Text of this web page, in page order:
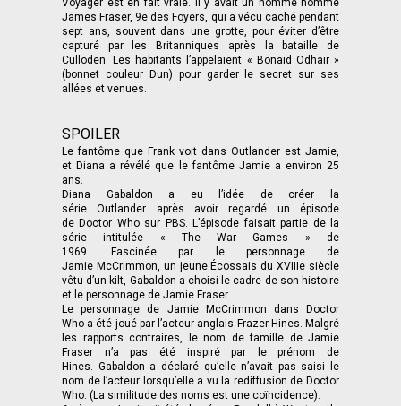
Voyager est en fait vraie. Il y avait un homme nommé
James Fraser, 9e des Foyers, qui a vécu caché pendant
sept ans, souvent dans une grotte, pour éviter d’être
capturé par les Britanniques après la bataille de
Culloden. Les habitants l’appelaient « Bonaid Odhair »
(bonnet couleur Dun) pour garder le secret sur ses
allées et venues.
SPOILER
Le fantôme que Frank voit dans Outlander est Jamie,
et Diana a révélé que le fantôme Jamie a environ 25
ans.
Diana Gabaldon a eu l’idée de créer la
série Outlander après avoir regardé un épisode
de Doctor Who sur PBS. L’épisode faisait partie de la
série intitulée « The War Games » de
1969. Fascinée par le personnage de
Jamie McCrimmon, un jeune Écossais du XVIIIe siècle
vêtu d’un kilt, Gabaldon a choisi le cadre de son histoire
et le personnage de Jamie Fraser.
Le personnage de Jamie McCrimmon dans Doctor
Who a été joué par l’acteur anglais Frazer Hines. Malgré
les rapports contraires, le nom de famille de Jamie
Fraser n’a pas été inspiré par le prénom de
Hines. Gabaldon a déclaré qu’elle n’avait pas saisi le
nom de l’acteur lorsqu’elle a vu la rediffusion de Doctor
Who. (La similitude des noms est une coïncidence).